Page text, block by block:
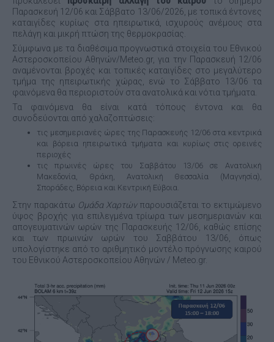
Παρασκευή 12/06 και Σάββατο 13/06/2026, με τοπικά έντονες
καταιγίδες κυρίως στα ηπειρωτικά, ισχυρούς ανέμους στα
πελάγη και μικρή πτώση της θερμοκρασίας.
Σύμφωνα με τα διαθέσιμα προγνωστικά στοιχεία του Εθνικού
Αστεροσκοπείου Αθηνών/Meteo.gr, για την Παρασκευή 12/06
αναμένονται βροχές και τοπικές καταιγίδες στο μεγαλύτερο
τμήμα της ηπειρωτικής χώρας, ενώ το Σάββατο 13/06 τα
φαινόμενα θα περιοριστούν στα ανατολικά και νότια τμήματα.
Τα φαινόμενα θα είναι κατά τόπους έντονα και θα
συνοδεύονται από χαλαζοπτώσεις:
τις μεσημεριανές ώρες της Παρασκευής 12/06 στα κεντρικά
και βόρεια ηπειρωτικά τμήματα και κυρίως στις ορεινές
περιοχές
τις πρωινές ώρες του Σαββάτου 13/06 σε Ανατολική
Μακεδονία, Θράκη, Ανατολική Θεσσαλία (Μαγνησία),
Σποράδες, Βόρεια και Κεντρική Εύβοια.
Στην παρακάτω Ομάδα Χαρτώνπαρουσιάζεται το εκτιμώμενο
ύψος βροχής για επιλεγμένα τρίωρα των μεσημεριανών και
απογευματινών ωρών της Παρασκευής 12/06, καθώς επίσης
και των πρωινών ωρών του Σαββάτου 13/06, όπως
υπολογίστηκε από το αριθμητικό μοντέλο πρόγνωσης καιρού
του Εθνικού Αστεροσκοπείου Αθηνών / Meteo.gr.